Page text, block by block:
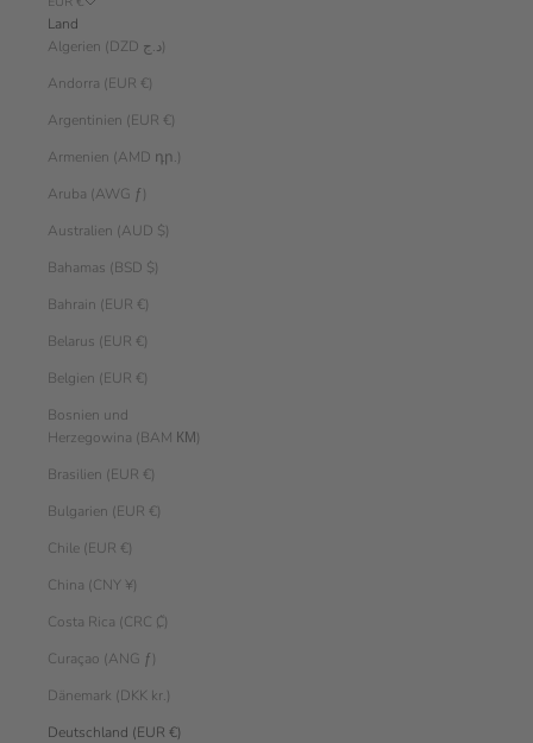
Land
Algerien (DZD د.ج)
Andorra (EUR €)
Argentinien (EUR €)
Armenien (AMD դր.)
Aruba (AWG ƒ)
Australien (AUD $)
Bahamas (BSD $)
Bahrain (EUR €)
Belarus (EUR €)
Belgien (EUR €)
Bosnien und
Herzegowina (BAM КМ)
Brasilien (EUR €)
Bulgarien (EUR €)
Chile (EUR €)
China (CNY ¥)
Costa Rica (CRC ₡)
Curaçao (ANG ƒ)
Dänemark (DKK kr.)
Deutschland (EUR €)